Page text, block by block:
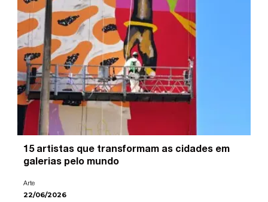
15 artistas que transformam as cidades em
galerias pelo mundo
Arte
22/06/2026